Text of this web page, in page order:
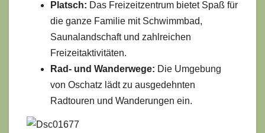
Platsch: Das Freizeitzentrum bietet Spaß für
die ganze Familie mit Schwimmbad,
Saunalandschaft und zahlreichen
Freizeitaktivitäten.
Rad- und Wanderwege: Die Umgebung
von Oschatz lädt zu ausgedehnten
Radtouren und Wanderungen ein.